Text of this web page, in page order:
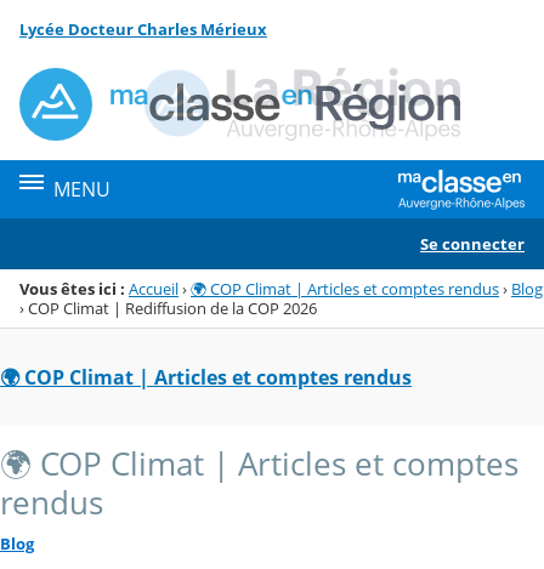
Menu de la rubrique
Contenu
Lycée Docteur Charles Mérieux
MENU
Se connecter
Vous êtes ici : Accueil›🌍 COP Climat | Articles et comptes rendus› Blog
›COP Climat | Rediffusion de la COP 2026
🌍 COP Climat | Articles et comptes rendus
🌍 COP Climat | Articles et comptes
rendus
Blog